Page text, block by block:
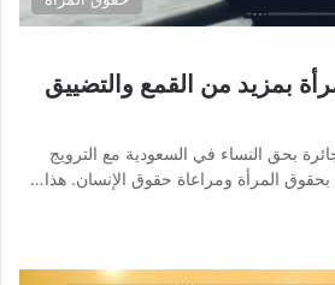
بمزيد من القمع والتضييق
بحق النساء في السعودية مع الترويج
بحقوق المرأة ومراعاة حقوق الإنسان. هذا…